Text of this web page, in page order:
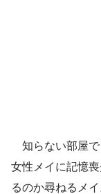
知らない部屋で
女性メイに記憶
るのか尋ねるメイ